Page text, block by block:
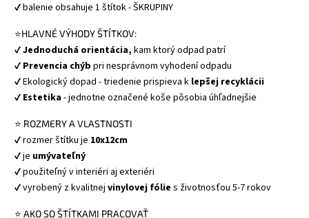
✔ balenie obsahuje 1 štítok - ŠKRUPINY
⭐HLAVNÉ VÝHODY ŠTÍTKOV:
✔Jednoduchá orientácia, kam ktorý odpad patrí
✔ Prevencia chýb pri nesprávnom vyhodení odpadu
✔ Ekologický dopad - triedenie prispieva k lepšej recyklácii
✔ Estetika- jednotne označené koše pôsobia úhľadnejšie
⭐ ROZMERY A VLASTNOSTI
✔ rozmer štítku je 10x12cm
✔ je umývateľný
✔ použiteľný v interiéri aj exteriéri
✔ vyrobený z kvalitnej vinylovej fólie s životnosťou 5-7 rokov
⭐ AKO SO ŠTÍTKAMI PRACOVAŤ